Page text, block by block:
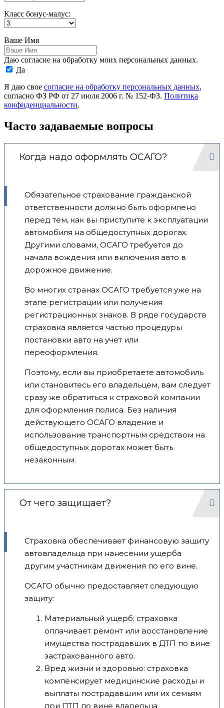
Класс бонус-малус:
Ваше Имя
Даю согласие на обработку моих персональных данных.
Да
Я даю свое согласие на обработку персональных данных,
согласно ФЗ РФ от 27 июля 2006 г. № 152-ФЗ. Политика
конфиденциальности.
Часто задаваемые вопросы
Когда надо оформлять ОСАГО?
Обязательное страхование гражданской
ответственности должно быть оформлено
перед тем, как вы приступите к эксплуатации
автомобиля на общедоступных дорогах.
Другими словами, ОСАГО требуется до
начала вождения или включения авто в
дорожное движение.
Во многих странах ОСАГО требуется уже на
этапе регистрации или получения
регистрационных знаков. В ряде государств
страховка является частью процедуры
постановки авто на учет или
переоформления.
Поэтому, если вы приобретаете автомобиль
или становитесь его владельцем, вам следует
сразу же обратиться к страховой компании
для оформления полиса. Без наличия
действующего ОСАГО владение и
использование транспортным средством на
общедоступных дорогах может быть
незаконным.
От чего защищает?
Страховка обеспечивает финансовую защиту
автовладельца при нанесении ущерба
другим участникам движения по его вине.
ОСАГО обычно предоставляет следующую
защиту:
Материальный ущерб: страховка
оплачивает ремонт или восстановление
имущества пострадавших в ДТП по вине
застрахованного авто.
Вред жизни и здоровью: страховка
компенсирует медицинские расходы и
выплаты пострадавшим или их семьям
при ДТП по вине владельца